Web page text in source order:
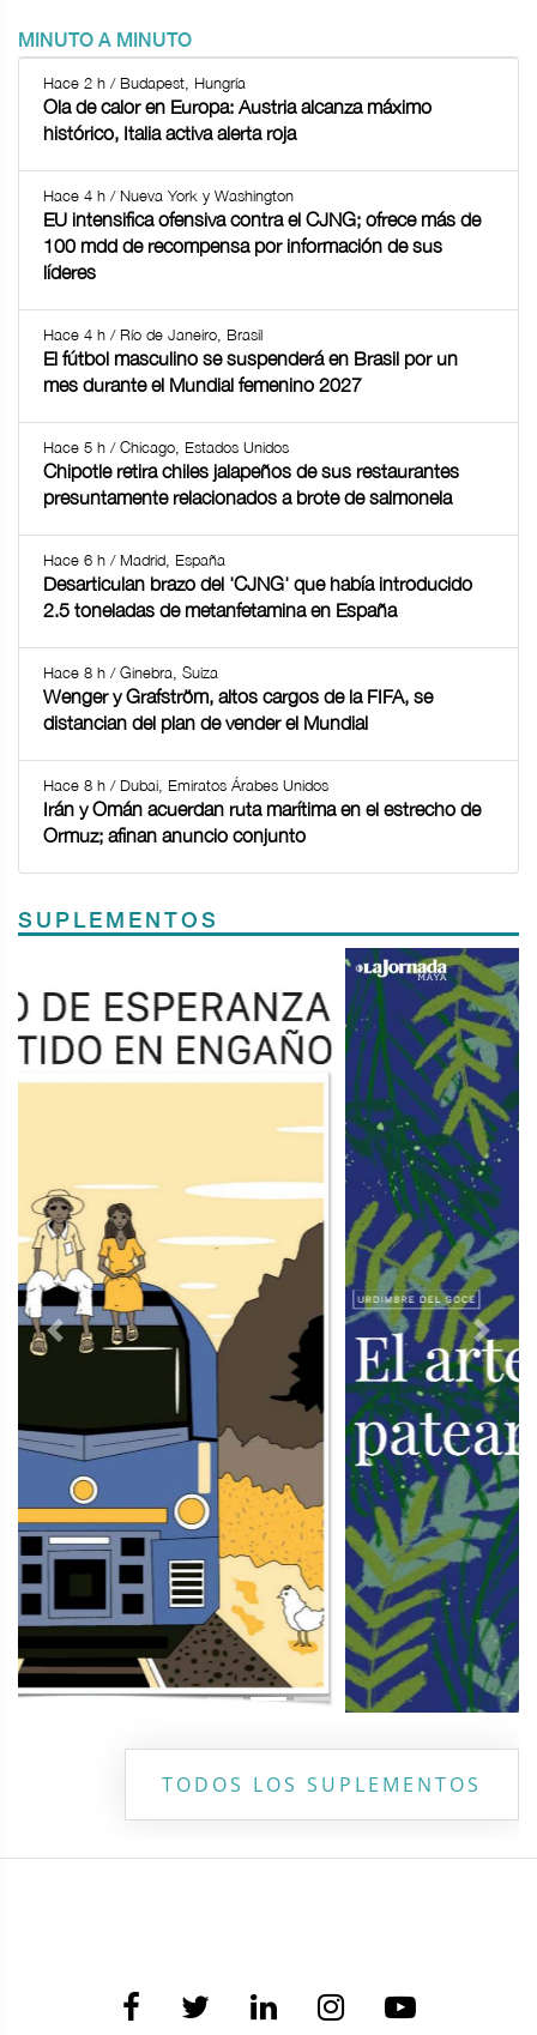
MINUTO A MINUTO
Hace 2 h / Budapest, Hungría
Ola de calor en Europa: Austria alcanza máximo
histórico, Italia activa alerta roja
Hace 4 h / Nueva York y Washington
EU intensifica ofensiva contra el CJNG; ofrece más de
100 mdd de recompensa por información de sus
líderes
Hace 4 h / Río de Janeiro, Brasil
El fútbol masculino se suspenderá en Brasil por un
mes durante el Mundial femenino 2027
Hace 5 h / Chicago, Estados Unidos
Chipotle retira chiles jalapeños de sus restaurantes
presuntamente relacionados a brote de salmonela
Hace 6 h / Madrid, España
Desarticulan brazo del 'CJNG' que había introducido
2.5 toneladas de metanfetamina en España
Hace 8 h / Ginebra, Suiza
Wenger y Grafström, altos cargos de la FIFA, se
distancian del plan de vender el Mundial
Hace 8 h / Dubai, Emiratos Árabes Unidos
Irán y Omán acuerdan ruta marítima en el estrecho de
Ormuz; afinan anuncio conjunto
SUPLEMENTOS
Previous Next
TODOS LOS SUPLEMENTOS